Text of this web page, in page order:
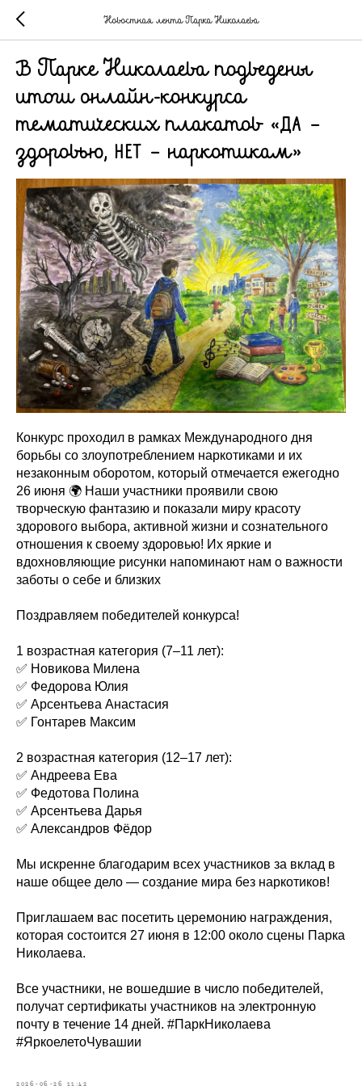
Новостная лента Парка Николаева
В Парке Николаева подведены
итоги онлайн-конкурса
тематических плакатов «ДА –
здоровью, НЕТ – наркотикам»
Конкурс проходил в рамках Международного дня
борьбы со злоупотреблением наркотиками и их
незаконным оборотом, который отмечается ежегодно
26 июня 🌍 Наши участники проявили свою
творческую фантазию и показали миру красоту
здорового выбора, активной жизни и сознательного
отношения к своему здоровью! Их яркие и
вдохновляющие рисунки напоминают нам о важности
заботы о себе и близких
Поздравляем победителей конкурса!
1 возрастная категория (7–11 лет):
✅ Новикова Милена
✅ Федорова Юлия
✅ Арсентьева Анастасия
✅ Гонтарев Максим
2 возрастная категория (12–17 лет):
✅ Андреева Ева
✅ Федотова Полина
✅ Арсентьева Дарья
✅ Александров Фёдор
Мы искренне благодарим всех участников за вклад в
наше общее дело — создание мира без наркотиков!
Приглашаем вас посетить церемонию награждения,
которая состоится 27 июня в 12:00 около сцены Парка
Николаева.
Все участники, не вошедшие в число победителей,
получат сертификаты участников на электронную
почту в течение 14 дней. #ПаркНиколаева
#ЯркоелетоЧувашии
2026-06-26 11:42